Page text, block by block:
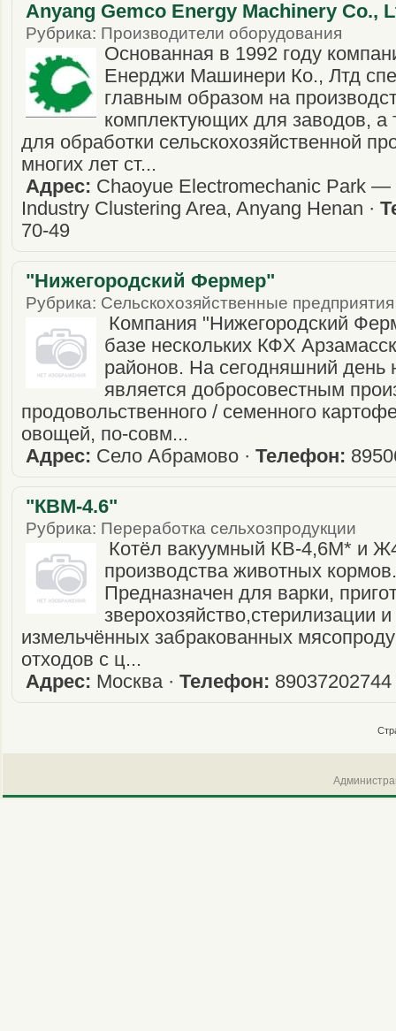
Anyang Gemco Energy Machinery Co.,
Рубрика: Производители оборудования
Основанная в 1992 году
Енерджи Машинери Ко., Лтд
главным образом на
комплектующих для заводов, а
для обработки сельскохозяйственной
многих лет ст...
Адрес: Chaoyue Electromechanic Park —
Industry Clustering Area, Anyang Henan ·
70-49
"Нижегородский Фермер"
Рубрика: Сельскохозяйственные предприятия
Компания "Нижегородский
базе нескольких КФХ
районов. На сегодняшний день
является добросовестным
продовольственного / семенного
овощей, по-совм...
Адрес: Село Абрамово ·Телефон:
"КВМ-4.6"
Рубрика: Переработка сельхозпродукции
Котёл вакуумный КВ-4,6М* и
производства животных
Предназначен для варки,
зверохозяйство,стерилизации
измельчённых забракованных
отходов с ц...
Адрес: Москва ·Телефон: 89037202744